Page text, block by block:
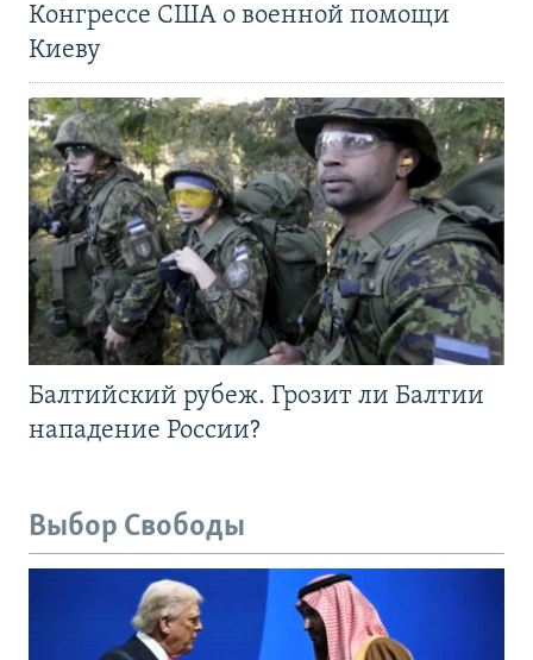
Конгрессе США о военной помощи
Киеву
Балтийский рубеж. Грозит ли Балтии
нападение России?
Выбор Свободы